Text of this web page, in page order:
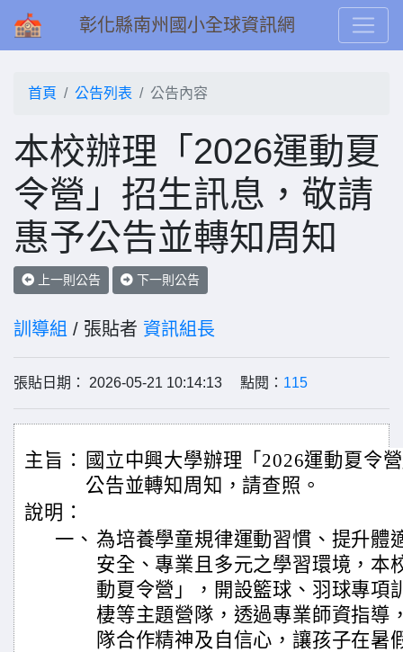
彰化縣南州國小全球資訊網
首頁 公告列表 公告內容
本校辦理「2026運動夏
令營」招生訊息，敬請
惠予公告並轉知周知
上一則公告 下一則公告
訓導組 / 張貼者 資訊組長
張貼日期： 2026-05-21 10:14:13 點閱： 115
主旨：
國立中興大學辦理「2026運動夏令
公告並轉知周知，請查照。
說明：
一、 為培養學童規律運動習慣、提升體
安全、專業且多元之學習環境，本
動夏令營」，開設籃球、羽球專項
棲等主題營隊，透過專業師資指導
隊合作精神及自信心，讓孩子在暑